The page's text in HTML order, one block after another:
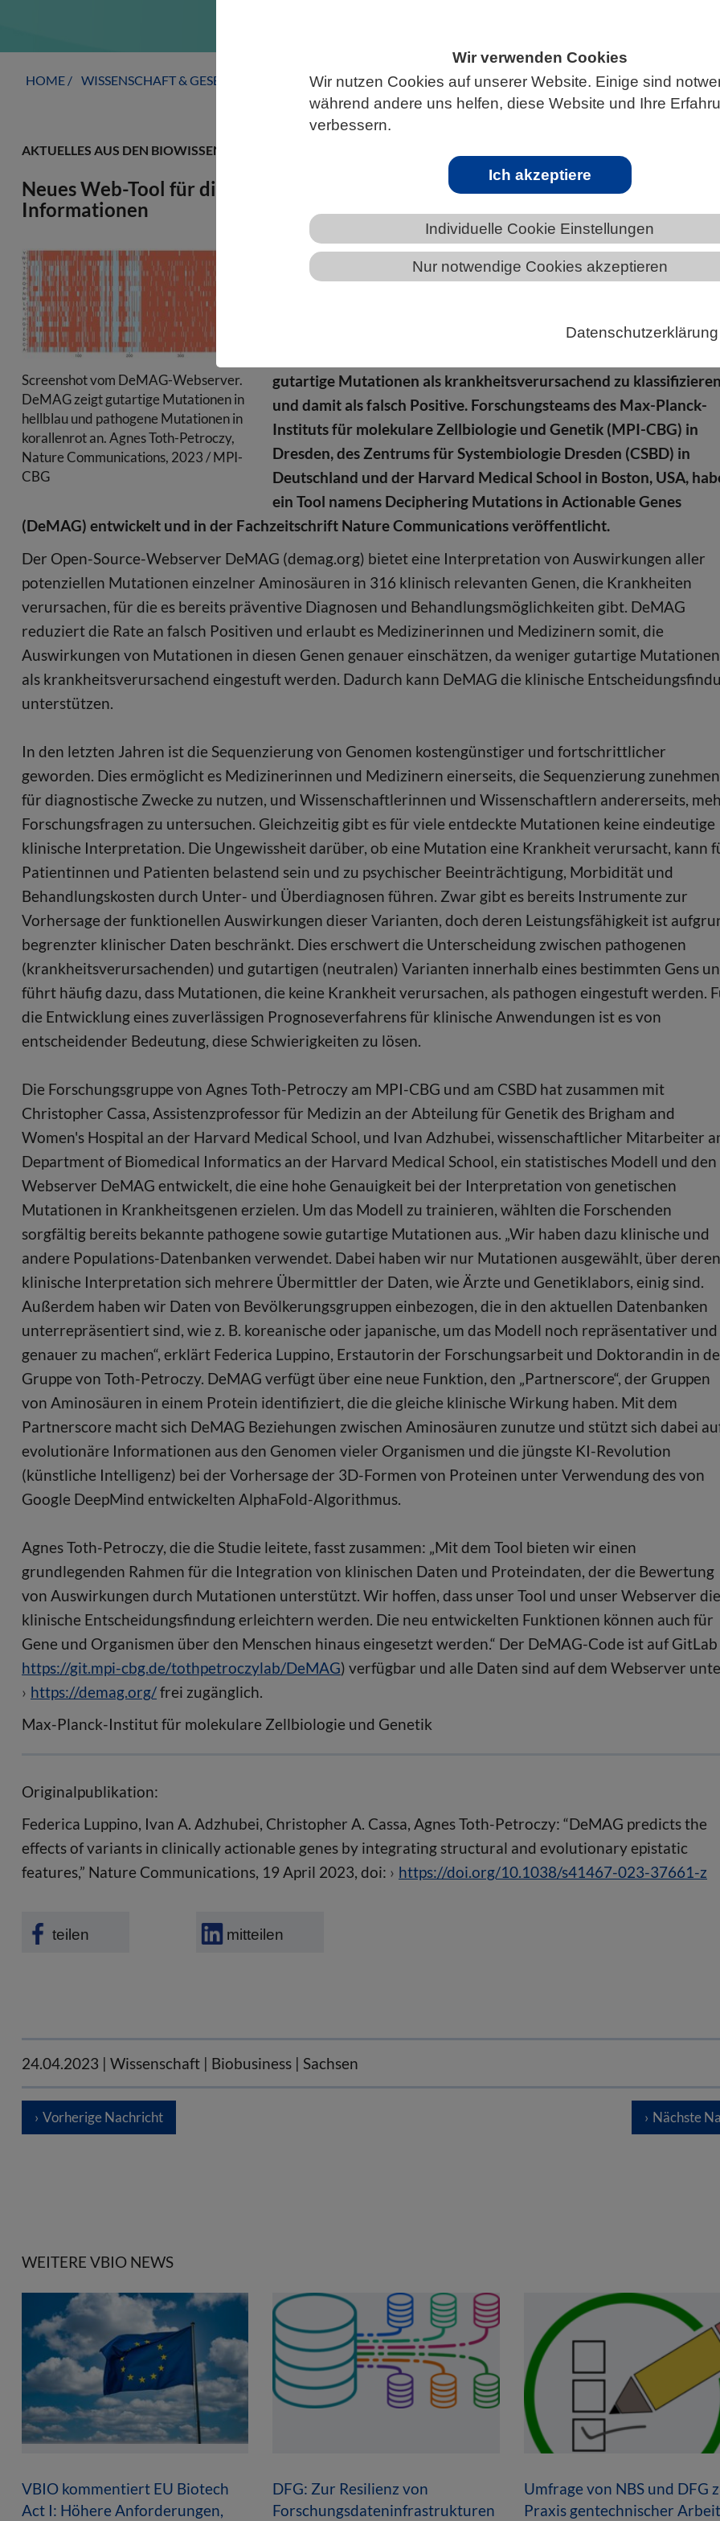
Wir verwenden Cookies
Wir nutzen Cookies auf unserer Website. Einige sind
während andere uns helfen, diese Website und Ihre
verbessern.
Ich akzeptiere
Individuelle Cookie Einstellungen
Nur notwendige Cookies akzeptieren
Datenschutzerklärung
HOME WISSENSCHAFT & GESELLSCHAFT AKTUELLES
AKTUELLES AUS DEN BIOWISSENSCHAFTEN
Neues Web-Tool für die Klinik erleichtert die Interpretation genetischer
Informationen
Screenshot vom DeMAG-Webserver.
DeMAG zeigt gutartige Mutationen in
hellblau und pathogene Mutationen in
korallenrot an. Agnes Toth-Petroczy,
Nature Communications, 2023 / MPI-
CBG
Genomsequenzierung wird zunehmend auch in der klinischen
angewendet. Trotzdem bleibt die Interpretation seltener
Genen schwierig. Derzeitige Prognosemodelle können bei der
gutartige Mutationen als krankheitsverursachend zu klassifizieren
und damit als falsch Positive. Forschungsteams des Max-Planck-
Instituts für molekulare Zellbiologie und Genetik (MPI-CBG) in
Dresden, des Zentrums für Systembiologie Dresden (CSBD) in
Deutschland und der Harvard Medical School in Boston, USA,
ein Tool namens Deciphering Mutations in Actionable Genes
(DeMAG) entwickelt und in der Fachzeitschrift Nature Communications veröffentlicht.
Der Open-Source-Webserver DeMAG (demag.org) bietet eine Interpretation von Auswirkungen aller
potenziellen Mutationen einzelner Aminosäuren in 316 klinisch relevanten Genen, die Krankheiten
verursachen, für die es bereits präventive Diagnosen und Behandlungsmöglichkeiten gibt. DeMAG
reduziert die Rate an falsch Positiven und erlaubt es Medizinerinnen und Medizinern somit, die
Auswirkungen von Mutationen in diesen Genen genauer einschätzen, da weniger gutartige Mutationen
als krankheitsverursachend eingestuft werden. Dadurch kann DeMAG die klinische
unterstützen.
In den letzten Jahren ist die Sequenzierung von Genomen kostengünstiger und fortschrittlicher
geworden. Dies ermöglicht es Medizinerinnen und Medizinern einerseits, die Sequenzierung
für diagnostische Zwecke zu nutzen, und Wissenschaftlerinnen und Wissenschaftlern andererseits,
Forschungsfragen zu untersuchen. Gleichzeitig gibt es für viele entdeckte Mutationen keine eindeutige
klinische Interpretation. Die Ungewissheit darüber, ob eine Mutation eine Krankheit verursacht, kann
Patientinnen und Patienten belastend sein und zu psychischer Beeinträchtigung, Morbidität und
Behandlungskosten durch Unter- und Überdiagnosen führen. Zwar gibt es bereits Instrumente zur
Vorhersage der funktionellen Auswirkungen dieser Varianten, doch deren Leistungsfähigkeit ist
begrenzter klinischer Daten beschränkt. Dies erschwert die Unterscheidung zwischen pathogenen
(krankheitsverursachenden) und gutartigen (neutralen) Varianten innerhalb eines bestimmten Gens
führt häufig dazu, dass Mutationen, die keine Krankheit verursachen, als pathogen eingestuft werden.
die Entwicklung eines zuverlässigen Prognoseverfahrens für klinische Anwendungen ist es von
entscheidender Bedeutung, diese Schwierigkeiten zu lösen.
Die Forschungsgruppe von Agnes Toth-Petroczy am MPI-CBG und am CSBD hat zusammen mit
Christopher Cassa, Assistenzprofessor für Medizin an der Abteilung für Genetik des Brigham and
Women's Hospital an der Harvard Medical School, und Ivan Adzhubei, wissenschaftlicher Mitarbeiter
Department of Biomedical Informatics an der Harvard Medical School, ein statistisches Modell und den
Webserver DeMAG entwickelt, die eine hohe Genauigkeit bei der Interpretation von genetischen
Mutationen in Krankheitsgenen erzielen. Um das Modell zu trainieren, wählten die Forschenden
sorgfältig bereits bekannte pathogene sowie gutartige Mutationen aus. „Wir haben dazu klinische und
andere Populations-Datenbanken verwendet. Dabei haben wir nur Mutationen ausgewählt, über deren
klinische Interpretation sich mehrere Übermittler der Daten, wie Ärzte und Genetiklabors, einig sind.
Außerdem haben wir Daten von Bevölkerungsgruppen einbezogen, die in den aktuellen Datenbanken
unterrepräsentiert sind, wie z. B. koreanische oder japanische, um das Modell noch repräsentativer und
genauer zu machen“, erklärt Federica Luppino, Erstautorin der Forschungsarbeit und Doktorandin in
Gruppe von Toth-Petroczy. DeMAG verfügt über eine neue Funktion, den „Partnerscore“, der Gruppen
von Aminosäuren in einem Protein identifiziert, die die gleiche klinische Wirkung haben. Mit dem
Partnerscore macht sich DeMAG Beziehungen zwischen Aminosäuren zunutze und stützt sich dabei
evolutionäre Informationen aus den Genomen vieler Organismen und die jüngste KI-Revolution
(künstliche Intelligenz) bei der Vorhersage der 3D-Formen von Proteinen unter Verwendung des von
Google DeepMind entwickelten AlphaFold-Algorithmus.
Agnes Toth-Petroczy, die die Studie leitete, fasst zusammen: „Mit dem Tool bieten wir einen
grundlegenden Rahmen für die Integration von klinischen Daten und Proteindaten, der die Bewertung
von Auswirkungen durch Mutationen unterstützt. Wir hoffen, dass unser Tool und unser Webserver die
klinische Entscheidungsfindung erleichtern werden. Die neu entwickelten Funktionen können auch für
Gene und Organismen über den Menschen hinaus eingesetzt werden.“ Der DeMAG-Code ist auf GitLab
https://git.mpi-cbg.de/tothpetroczylab/DeMAG) verfügbar und alle Daten sind auf dem Webserver
https://demag.org/frei zugänglich.
Max-Planck-Institut für molekulare Zellbiologie und Genetik
Originalpublikation:
Federica Luppino, Ivan A. Adzhubei, Christopher A. Cassa, Agnes Toth-Petroczy: “DeMAG predicts the
effects of variants in clinically actionable genes by integrating structural and evolutionary epistatic
features,” Nature Communications, 19 April 2023, doi:
https://doi.org/10.1038/s41467-023-37661-z
teilen mitteilen
24.04.2023 | Wissenschaft | Biobusiness | Sachsen
Vorherige Nachricht Nächste
WEITERE VBIO NEWS
VBIO kommentiert EU Biotech
Act I: Höhere Anforderungen,
DFG: Zur Resilienz von
Forschungsdateninfrastrukturen
Umfrage von NBS und DFG
Praxis gentechnischer